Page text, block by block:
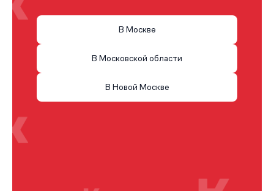
В Москве
В Московской области
В Новой Москве